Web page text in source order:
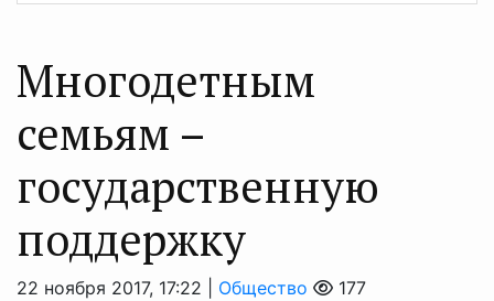
Многодетным
семьям –
государственную
поддержку
22 ноября 2017, 17:22 | Общество 177